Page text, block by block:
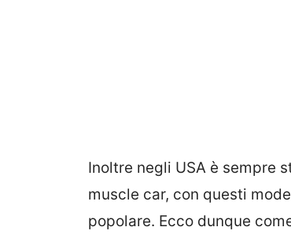
Inoltre negli USA è sempre
muscle car, con questi
popolare. Ecco dunque